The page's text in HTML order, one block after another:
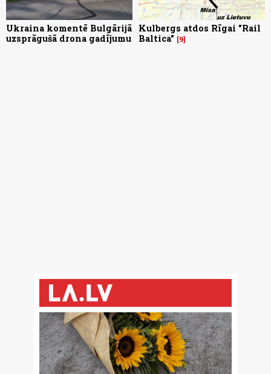
Ukraina komentē Bulgārijā
uzsprāgušā drona gadījumu
Kulbergs atdos Rīgai "Rail
Baltica"
9